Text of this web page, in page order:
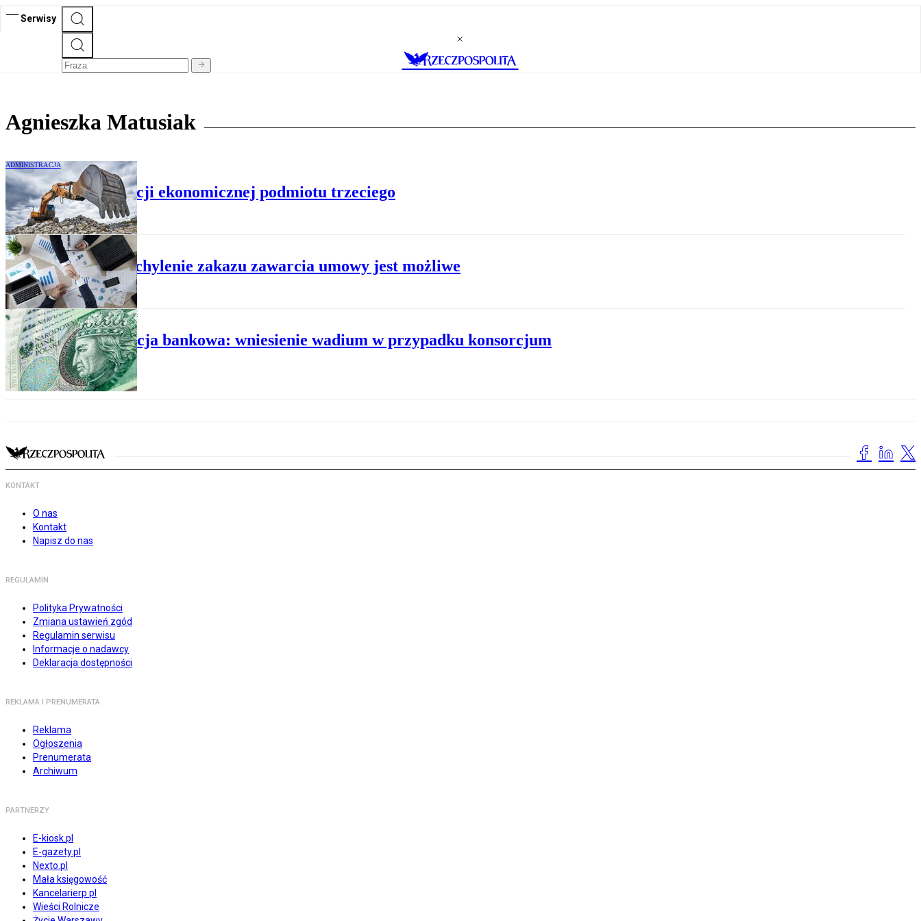
Serwisy
Agnieszka Matusiak
ADMINISTRACJA
Poleganie na sytuacji ekonomicznej podmiotu trzeciego
ADMINISTRACJA
Kiedy uchylenie zakazu zawarcia umowy jest możliwe
PRAWO W FIRMIE
Gwarancja bankowa: wniesienie wadium w przypadku konsorcjum
KONTAKT
O nas
Kontakt
Napisz do nas
REGULAMIN
Polityka Prywatności
Zmiana ustawień zgód
Regulamin serwisu
Informacje o nadawcy
Deklaracja dostępności
REKLAMA I PRENUMERATA
Reklama
Ogłoszenia
Prenumerata
Archiwum
PARTNERZY
E-kiosk.pl
E-gazety.pl
Nexto.pl
Mała księgowość
Kancelarierp.pl
Wieści Rolnicze